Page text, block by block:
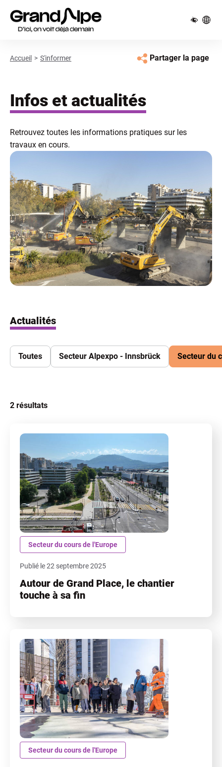
Accueil S'informer Partager la page
Infos et actualités
Retrouvez toutes les informations pratiques sur les
travaux en cours.
Actualités
Toutes Secteur Alpexpo - Innsbrück Secteur du
2 résultats
Autour de Grand Place, le chantier
touche à sa fin
Publié le 22 septembre 2025
Secteur du cours de l'Europe
Secteur du cours de l'Europe
Panneau de gestion des cookies